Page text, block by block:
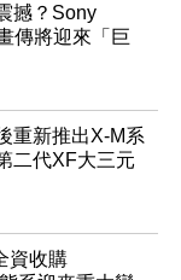
撼？Sony
傳將迎來「巨
重新推出X-M系
二代XF大三元
資收購